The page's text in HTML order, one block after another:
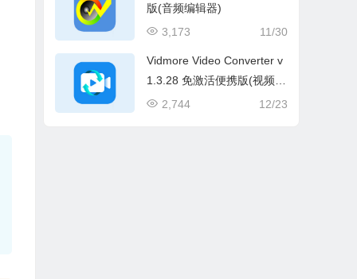
版(音频编辑器)
11/30
3,173
Vidmore Video Converter v
1.3.28 免激活便携版(视频格
式转换)
12/23
2,744